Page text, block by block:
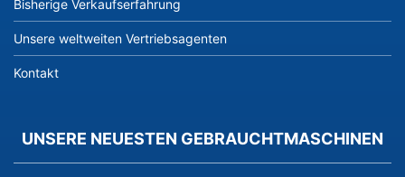
Bisherige Verkaufserfahrung
Unsere weltweiten Vertriebsagenten
Kontakt
UNSERE NEUESTEN GEBRAUCHTMASCHINEN